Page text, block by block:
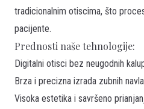
tradicionalnim otiscima, što
pacijente.
Prednosti naše tehnologije:
Digitalni otisci bez neugodnih
Brza i precizna izrada zubnih
Visoka estetika i savršeno